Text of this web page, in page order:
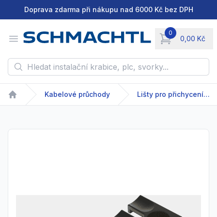
Doprava zdarma při nákupu nad 6000 Kč bez DPH
Open menu
0
0,00 Kč
items in cart,
Hledat instalační krabice, plc, svorky...
Home
Kabelové průchody Lišty pro přichycení kabelů